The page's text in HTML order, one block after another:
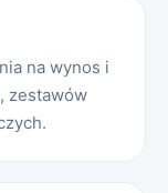
na wynos i
zestawów